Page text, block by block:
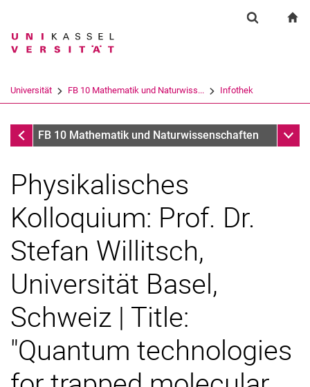
Springe direkt zu: Inhalt
Springe direkt zu: Suche
Springe direkt zu:
Suchbegriff
Suchen (öffnet externen Link in einem
Universität FB 10 Mathematik und Naturwiss... Infothek
InfothekFB 10 Mathematik und Naturwissenschaften
Physikalisches
Kolloquium: Prof. Dr.
Stefan Willitsch,
Universität Basel,
Schweiz | Title:
"Quantum technologies